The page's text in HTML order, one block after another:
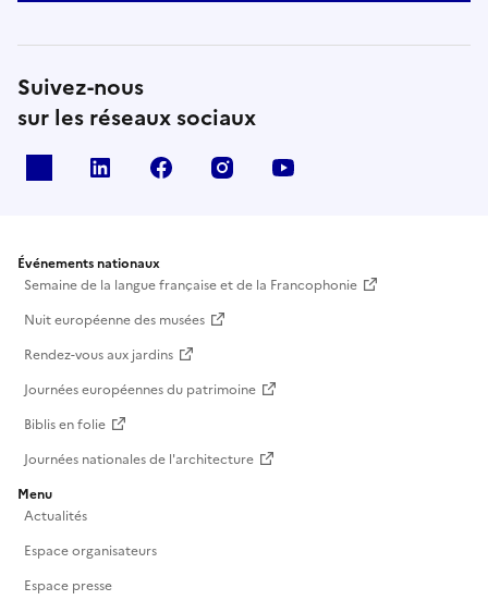
Suivez-nous
sur les réseaux sociaux
Linkedin Facebook Instagram
Événements nationaux
Semaine de la langue française et de la Francophonie
Nuit européenne des musées
Rendez-vous aux jardins
Journées européennes du patrimoine
Biblis en folie
Journées nationales de l'architecture
Menu
Actualités
Espace organisateurs
Espace presse